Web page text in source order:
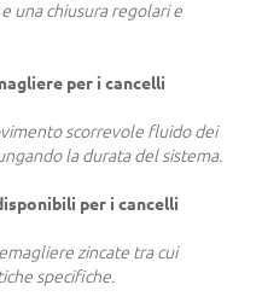
una chiusura regolari e
per i cancelli
scorrevole fluido dei
la durata del sistema.
per i cancelli
zincate tra cui
specifiche.